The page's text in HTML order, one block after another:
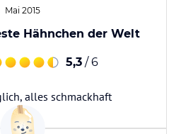
Mai 2015
Hähnchen der Welt
5,3 / 6
alles schmackhaft